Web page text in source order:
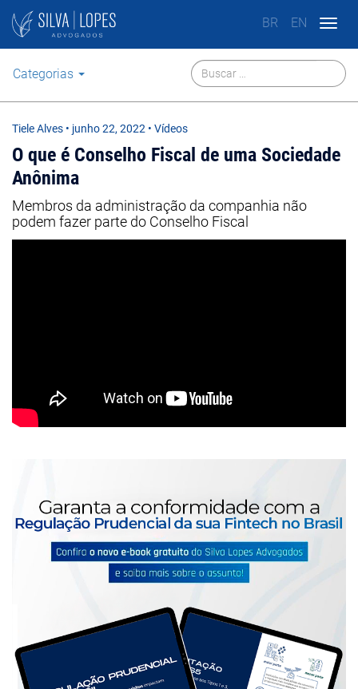
BR EN
Categorias
Tiele Alves • junho 22, 2022 • Vídeos
O que é Conselho Fiscal de uma Sociedade
Anônima
Membros da administração da companhia não
podem fazer parte do Conselho Fiscal